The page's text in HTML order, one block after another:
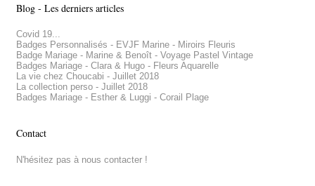
Blog - Les derniers articles
Covid 19...
Badges Personnalisés - EVJF Marine - Miroirs Fleuris
Badge Mariage - Marine & Benoît - Voyage Pastel Vintage
Badges Mariage - Clara & Hugo - Fleurs Aquarelle
La vie chez Choucabi - Juillet 2018
La collection perso - Juillet 2018
Badges Mariage - Esther & Luggi - Corail Plage
Contact
N'hésitez pas à nous contacter !